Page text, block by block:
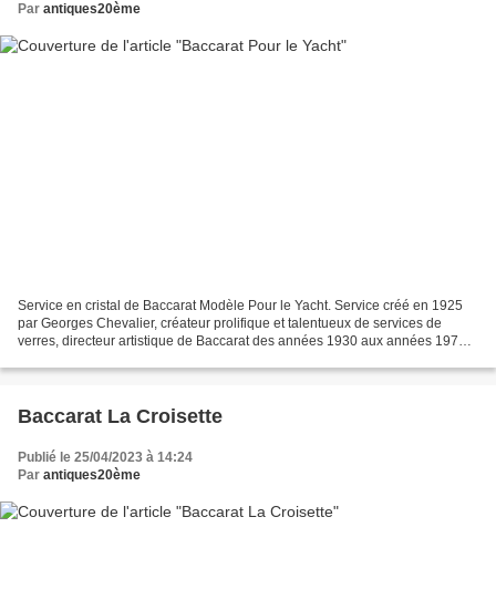
Par antiques20ème
Service en cristal de Baccarat Modèle Pour le Yacht. Service créé en 1925
par Georges Chevalier, créateur prolifique et talentueux de services de
verres, directeur artistique de Baccarat des années 1930 aux années 1970.
Baccarat La Croisette
Publié le 25/04/2023 à 14:24
Par antiques20ème